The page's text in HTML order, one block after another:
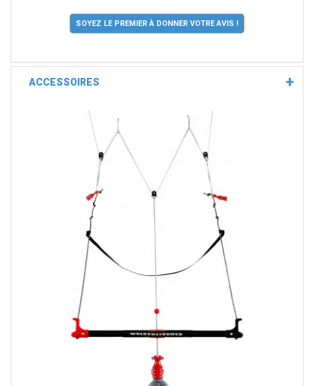
SOYEZ LE PREMIER À DONNER VOTRE AVIS !
ACCESSOIRES